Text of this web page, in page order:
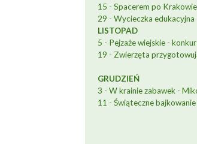
15 - Spacerem po
29 - Wycieczka edukacyjna
LISTOPAD
5 - Pejzaże wiejskie -
19 - Zwierzęta
GRUDZIEŃ
3 - W krainie zabawek -
11 - Świąteczne